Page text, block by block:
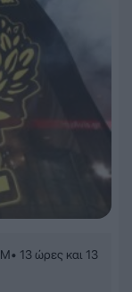
• 13 ώρες και 13